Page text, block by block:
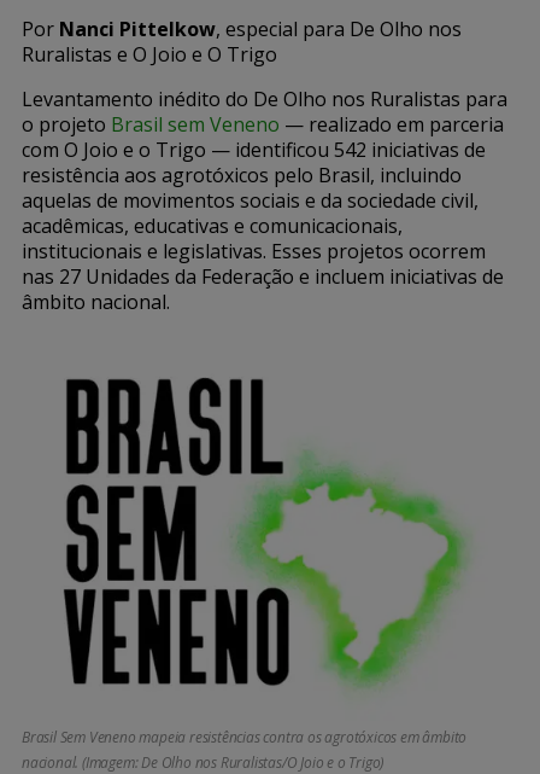
Por Nanci Pittelkow, especial para De Olho nos
Ruralistas e O Joio e O Trigo
Levantamento inédito do De Olho nos Ruralistas para
o projeto Brasil sem Veneno — realizado em parceria
com O Joio e o Trigo — identificou 542 iniciativas de
resistência aos agrotóxicos pelo Brasil, incluindo
aquelas de movimentos sociais e da sociedade civil,
acadêmicas, educativas e comunicacionais,
institucionais e legislativas. Esses projetos ocorrem
nas 27 Unidades da Federação e incluem iniciativas de
âmbito nacional.
Brasil Sem Veneno mapeia resistências contra os agrotóxicos em âmbito
nacional. (Imagem: De Olho nos Ruralistas/O Joio e o Trigo)